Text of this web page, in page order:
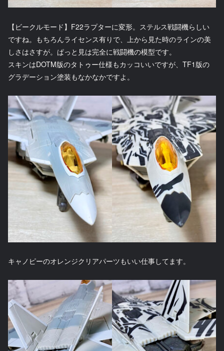
【ビークルモード】F22ラプターに変形。ステルス戦闘機らしい
ですね。もちろんライセンス有りで、上から見た時のラインの美
しさはさすが。ぱっと見は完全に戦闘機の模型です。
スキンはDOTM版のタトゥー仕様もカッコいいですが、TF1版の
グラデーション塗装もなかなかですよ。
キャノピーのオレンジクリアパーツもいい仕事してます。